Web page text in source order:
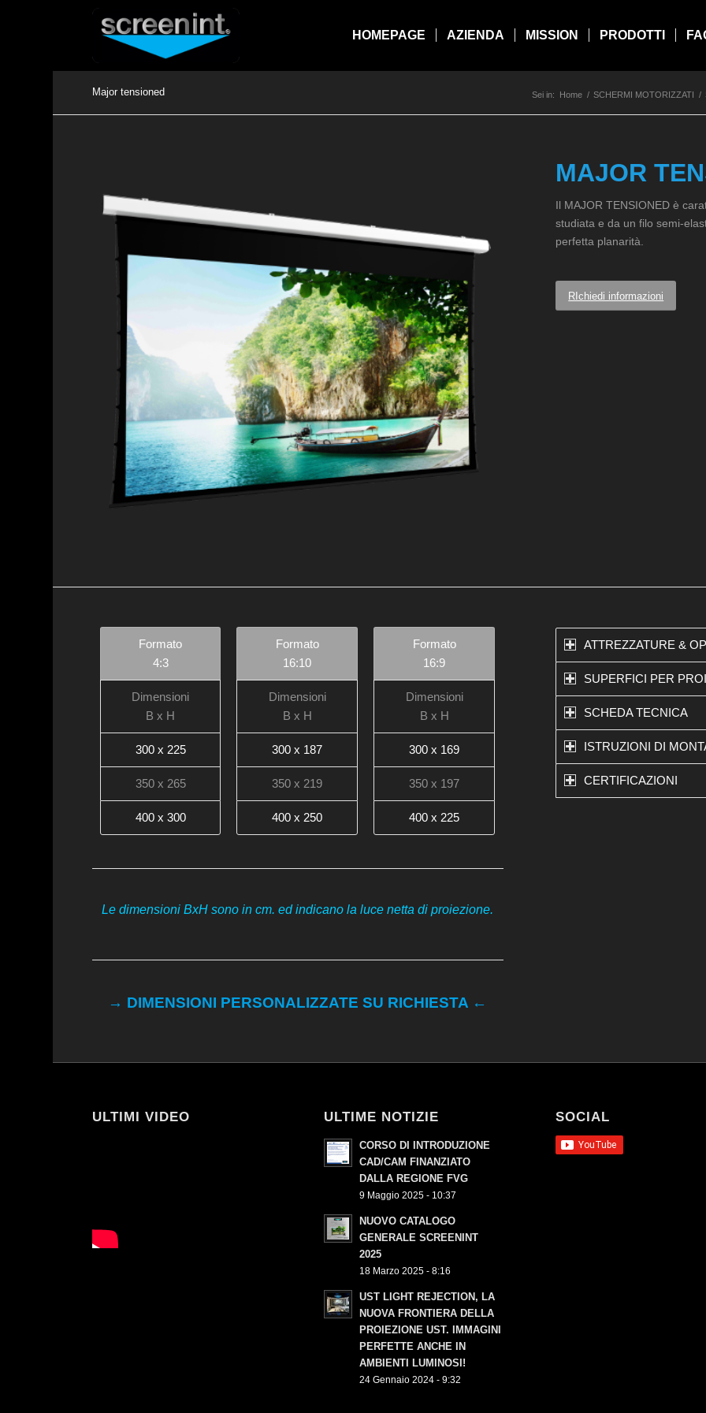
HOMEPAGE AZIENDA MISSION PRODOTTI
Major tensioned Sei in: Home / SCHERMI MOTORIZZATI /
MAJOR
Il MAJOR TENSIONED è
studiata e da un filo semi-
perfetta planarità.
RIchiedi informazioni
Formato
4:3
Dimensioni
B x H
300 x 225
350 x 265
400 x 300
Formato
16:10
Dimensioni
B x H
300 x 187
350 x 219
400 x 250
Formato
16:9
Dimensioni
B x H
300 x 169
350 x 197
400 x 225
Le dimensioni BxH sono in cm. ed indicano la luce netta di proiezione.
→ DIMENSIONI PERSONALIZZATE SU RICHIESTA ←
ATTREZZATURE &
SUPERFICI PER
SCHEDA TECNICA
ISTRUZIONI DI
CERTIFICAZIONI
ULTIMI VIDEO ULTIME NOTIZIE
CORSO DI INTRODUZIONE
CAD/CAM FINANZIATO
DALLA REGIONE FVG
9 Maggio 2025 - 10:37
NUOVO CATALOGO
GENERALE SCREENINT
2025
18 Marzo 2025 - 8:16
UST LIGHT REJECTION, LA
NUOVA FRONTIERA DELLA
PROIEZIONE UST. IMMAGINI
PERFETTE ANCHE IN
AMBIENTI LUMINOSI!
24 Gennaio 2024 - 9:32
SOCIAL